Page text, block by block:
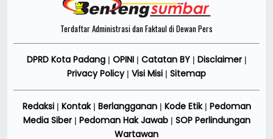
Terdaftar Administrasi dan Faktaul di Dewan Pers
DPRD Kota Padang| OPINI Catatan BY| Disclaimer|
Privacy Policy| Visi Misi Sitemap
Redaksi| Kontak| Berlangganan| Kode Etik| Pedoman
Media Siber| Pedoman Hak Jawab| SOP Perlindungan
Wartawan